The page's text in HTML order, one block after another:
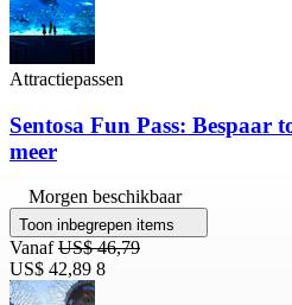
Attractiepassen
Sentosa Fun Pass: Bespaar
meer
Morgen beschikbaar
Toon inbegrepen items
VanafUS$ 46,79
US$ 42,89 8